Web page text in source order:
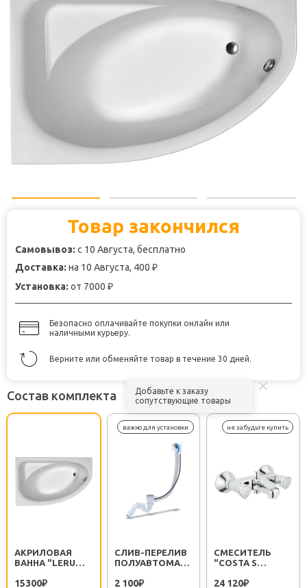
Товар закончился
Самовывоз: с 10 Августа, бесплатно
Доставка: на 10 Августа, 400 ₽
Установка: от 7000 ₽
Безопасно оплачивайте покупки онлайн или
наличными курьеру.
Верните или обменяйте товар в течение 30 дней.
Состав комплекта
Добавьте к заказу
сопутствующие товары
АКРИЛОВАЯ
ВАННА "LERUM"
BA10160100 L/R
15300₽
CЛИВ-ПЕРЕЛИВ
ПОЛУАВТОМАТ
2 100₽
СМЕСИТЕЛЬ
"COSTA S
24 120₽